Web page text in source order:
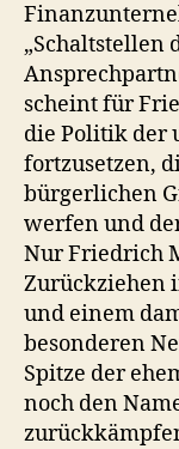
„Schaltstellen
scheint für
die Politik der
fortzusetzen,
bürgerlichen
werfen und
Nur Friedrich
Zurückziehen
und einem
besonderen
Spitze der
noch den